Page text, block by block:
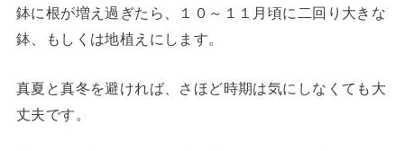
鉢に根が増え過ぎたら、１０～１１月頃に二回り大きな
鉢、もしくは地植えにします。
真夏と真冬を避ければ、さほど時期は気にしなくても大
丈夫です。